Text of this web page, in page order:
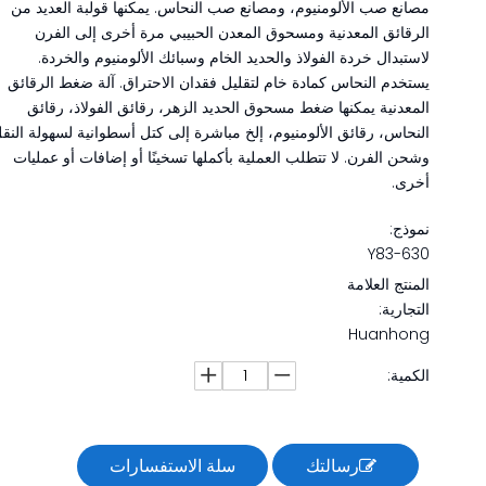
مصانع صب الألومنيوم، ومصانع صب النحاس. يمكنها قولبة العديد من
الرقائق المعدنية ومسحوق المعدن الحبيبي مرة أخرى إلى الفرن
لاستبدال خردة الفولاذ والحديد الخام وسبائك الألومنيوم والخردة.
يستخدم النحاس كمادة خام لتقليل فقدان الاحتراق. آلة ضغط الرقائق
المعدنية يمكنها ضغط مسحوق الحديد الزهر، رقائق الفولاذ، رقائق
النحاس، رقائق الألومنيوم، إلخ مباشرة إلى كتل أسطوانية لسهولة
وشحن الفرن. لا تتطلب العملية بأكملها تسخينًا أو إضافات أو عمليات
أخرى.
نموذج:
Y83-630
المنتج العلامة
التجارية:
Huanhong
الكمية:
رسالتك سلة الاستفسارات